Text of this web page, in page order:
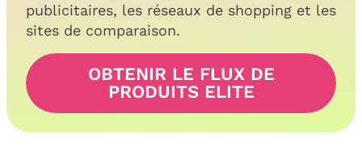
publicitaires, les réseaux de shopping et les
sites de comparaison.
OBTENIR LE FLUX DE
PRODUITS ELITE